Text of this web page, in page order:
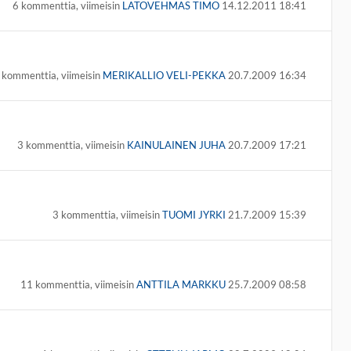
6 kommenttia, viimeisin LATOVEHMAS TIMO 14.12.2011 18:41
viimeisin MERIKALLIO VELI-PEKKA 20.7.2009 16:34
3 kommenttia, viimeisin KAINULAINEN JUHA 20.7.2009 17:21
3 kommenttia, viimeisinTUOMI JYRKI 21.7.2009 15:39
11 kommenttia, viimeisinANTTILA MARKKU 25.7.2009 08:58